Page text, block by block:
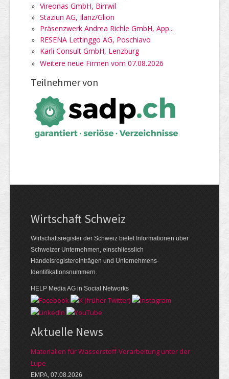
» Vireonas GmbH, Birrwil
» Staziun AG, Ilanz/Glion
» Präsenzwerk Andrea Richle GmbH, App...
» RESENA Lettinggo AG, Poschiavo
» Karli Consult GmbH, Lenzburg
» Weitere neue Firmen vom 07.08.2026
Teilnehmer von
Wirtschaft Schweiz
Wirtschaftsregister der Schweiz bietet Informationen über
Schweizer Unternehmen, einschliesslich
Handelsregistereinträgen und Unternehmens-
Identifikationsnummern.
HELP Media AG in Social Networks
Aktuelle News
Materialien für Wasserstoff-Verarbeitung unter der
Lupe
EMPA, 07.08.2026